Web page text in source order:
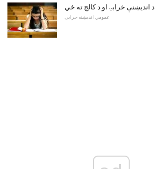
د اندیښنې خرابۍ او د کالج ته ځي
عمومي اندیښنه خرابی